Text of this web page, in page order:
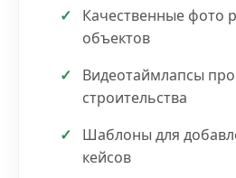
Качественные фото
объектов
Видеотаймлапсы
строительства
Шаблоны для
кейсов